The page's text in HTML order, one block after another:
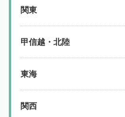
関東
甲信越・北陸
東海
関西